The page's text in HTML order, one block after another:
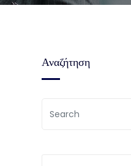
Αναζήτηση